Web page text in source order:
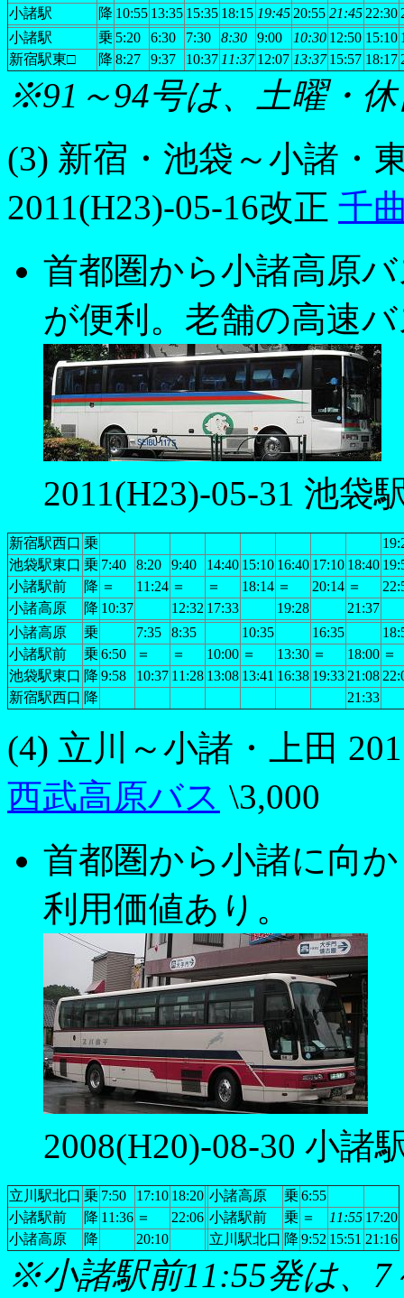
小諸駅
降 10:55 13:35 15:35 18:15 19:45 20:55 21:45 22:30
小諸駅
乗 5:20 6:30 7:30 8:30 9:00 10:30 12:50 15:10
新宿駅東□
降 8:27 9:37 10:37 11:37 12:07 13:37 15:57 18:17
※91～94号は、土曜・
(3) 新宿・池袋～小諸・
2011(H23)-05-16改正 千
首都圏から小諸高原
が便利。老舗の高速
2011(H23)-05-31 池袋
新宿駅西口 乗
池袋駅東口 乗 7:40 8:20 9:40 14:40 15:10 16:40 17:10 18:40
小諸駅前
降 ＝ 11:24 ＝ ＝ 18:14 ＝ 20:14 ＝
小諸高原
降 10:37 12:32 17:33 19:28
21:37
小諸高原
乗 7:35 8:35 10:35 16:35
小諸駅前
乗6:50 ＝ ＝ 10:00 ＝ 13:30 ＝ 18:00 ＝
池袋駅東口 降 9:58 10:37 11:28 13:08 13:41 16:38 19:33 21:08
新宿駅西口 降 21:33
(4) 立川～小諸・上田
西武高原バス \3,000
首都圏から小諸に向
利用価値あり。
2008(H20)-08-30 小諸
立川駅北口 乗 7:50 17:10 18:20 小諸高原 乗6:55
小諸駅前
降 11:36 ＝ 22:06 小諸駅前 乗 ＝ 11:55 17:20
小諸高原
降 20:10 立川駅北口 降 9:52 15:51 21:16
※小諸駅前11:55発は、